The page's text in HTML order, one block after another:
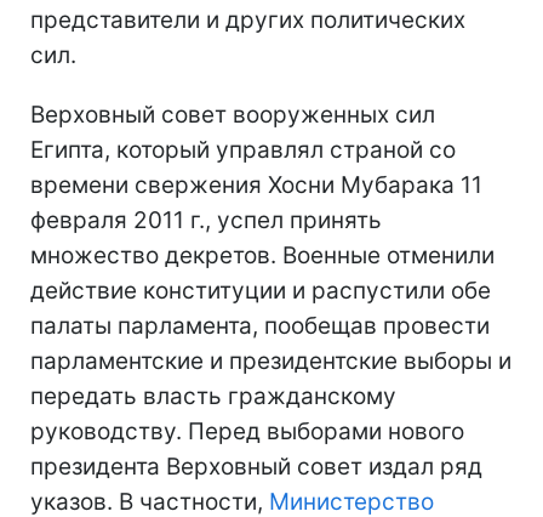
представители и других политических
сил.
Верховный совет вооруженных сил
Египта, который управлял страной со
времени свержения Хосни Мубарака 11
февраля 2011 г., успел принять
множество декретов. Военные отменили
действие конституции и распустили обе
палаты парламента, пообещав провести
парламентские и президентские выборы и
передать власть гражданскому
руководству. Перед выборами нового
президента Верховный совет издал ряд
указов. В частности, Министерство